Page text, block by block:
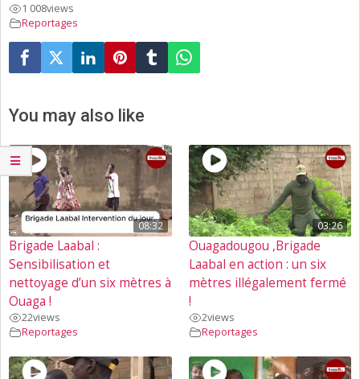
1 008views
Reportages
You may also like
08:32
Brigade Laabal :
Sensibilisation et
nettoyage d’un six mètres à
Ouaga !
22views
Reportages
03:26
Ouagadougou ,Brigade
Laabal en action : un six
mètres illégalement fermé
!
2views
Reportages